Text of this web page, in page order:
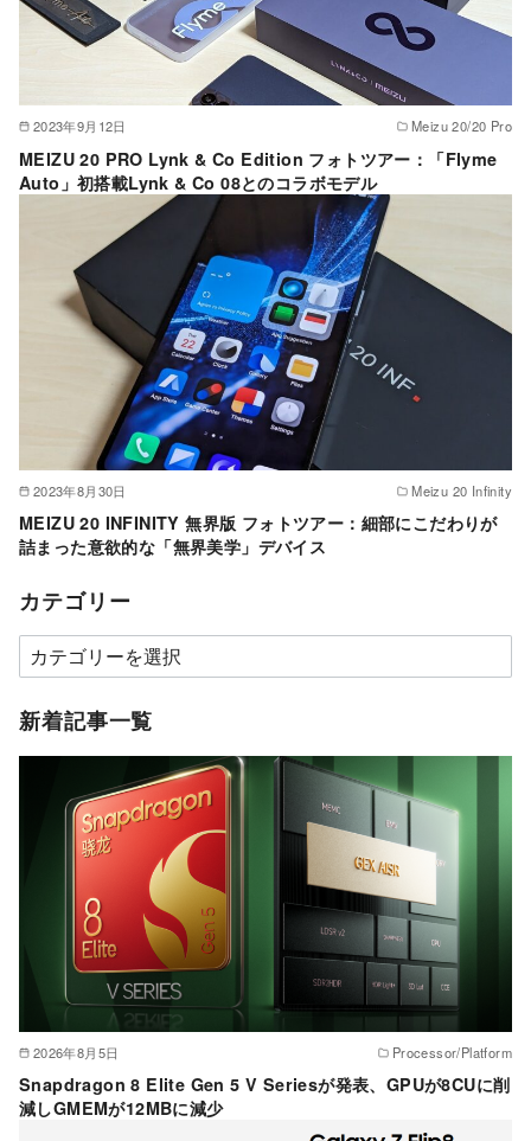
2023年9月12日 Meizu 20/20 Pro
MEIZU 20 PRO Lynk & Co Edition フォトツアー：「Flyme
Auto」初搭載Lynk & Co 08とのコラボモデル
2023年8月30日 Meizu 20 Infinity
MEIZU 20 INFINITY 無界版 フォトツアー：細部にこだわりが
詰まった意欲的な「無界美学」デバイス
カテゴリー
カ
テ
ゴ
新着記事一覧
2026年8月5日 Processor/Platform
Snapdragon 8 Elite Gen 5 V Seriesが発表、GPUが8CUに削
減しGMEMが12MBに減少